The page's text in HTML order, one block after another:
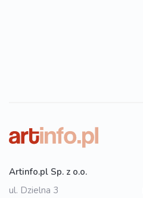
Artinfo.pl Sp. z o.o.
ul. Dzielna 3